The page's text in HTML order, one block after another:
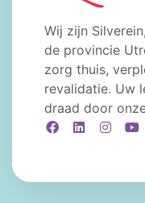
Wij zijn
de provincie
zorg thuis,
revalidatie. Uw
draad door
FacebookLinkedIn